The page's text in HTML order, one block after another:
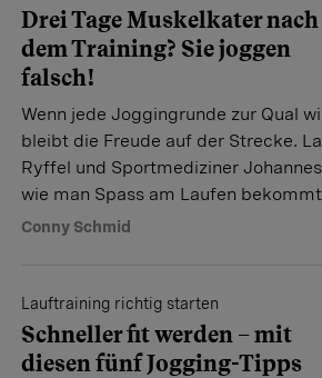
Drei Tage Muskelkater nach
dem Training? Sie joggen
falsch!
Wenn jede Joggingrunde zur Qual
bleibt die Freude auf der Strecke.
Ryffel und Sportmediziner
wie man Spass am Laufen
Conny Schmid
Lauftraining richtig starten
Schneller fit werden – mit
diesen fünf Jogging-Tipps